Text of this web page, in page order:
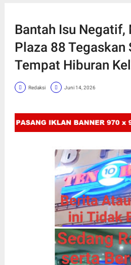
Bantah Isu Negatif,
Plaza 88 Tegaskan
Tempat Hiburan
Redaksi Juni 14, 2026